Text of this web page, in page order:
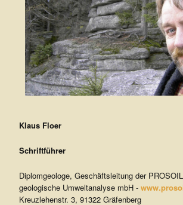
Klaus Floer
Schriftführer
Diplomgeologe, Geschäftsleitung der
geologische Umweltanalyse mbH -
Kreuzlehenstr. 3, 91322 Gräfenberg